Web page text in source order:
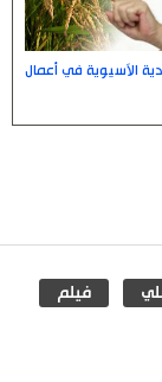
الآسيوية في أعمال
فيلم